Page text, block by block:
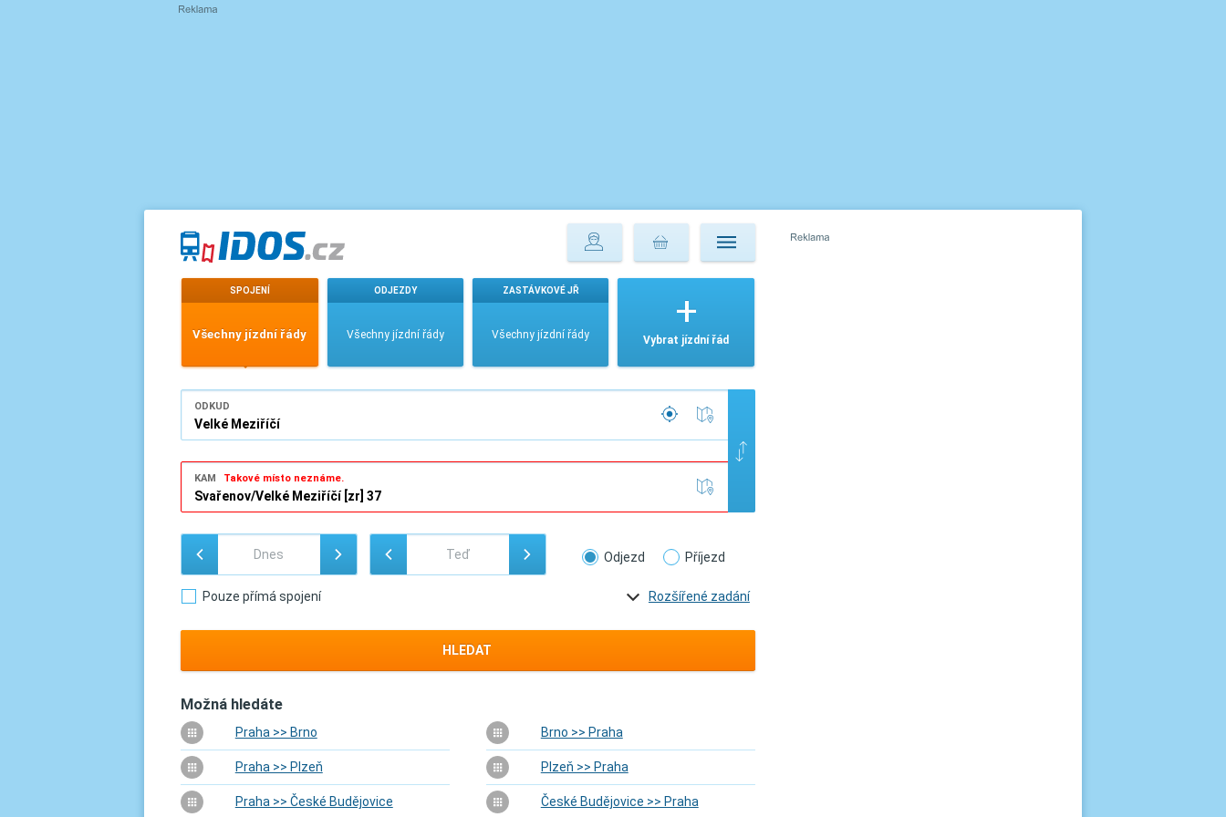
SPOJENÍ
Všechny jízdní řády
ODJEZDY
Všechny jízdní řády
ZASTÁVKOVÉ JŘ
Všechny jízdní řády Vybrat jízdní řád
ODKUD
KAM Takové místo neznáme.
Odjezd Příjezd
Pouze přímá spojení Rozšířené zadání
HLEDAT
Možná hledáte
Praha >> Brno Brno >> Praha
Praha >> Plzeň Plzeň >> Praha
Praha >> České Budějovice České Budějovice >> Praha